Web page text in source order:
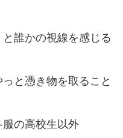
誰かの視線を感じる
と憑き物を取ること
服の高校生以外